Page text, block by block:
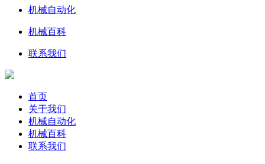
机械自动化
机械百科
联系我们
首页
关于我们
机械自动化
机械百科
联系我们